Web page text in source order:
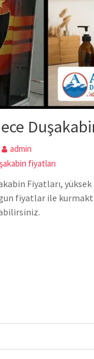
admin
fiyatları
Fiyatları,
fiyatlar ile